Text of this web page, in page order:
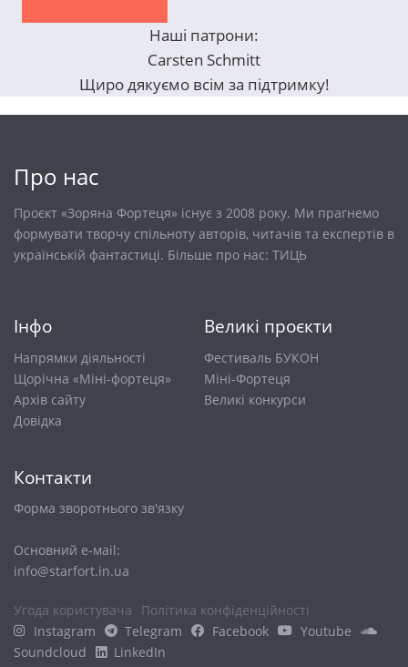
Наші патрони:
Carsten Schmitt
Щиро дякуємо всім за підтримку!
Про нас
Проєкт «Зоряна Фортеця» існує з 2008 року. Ми прагнемо
формувати творчу спільноту авторів, читачів та експертів в
українській фантастиці. Більше про нас: ТИЦЬ
Інфо
Напрямки діяльності
Щорічна «Міні-фортеця»
Архів сайту
Довiдка
Великі проєкти
Фестиваль БУКОН
Міні-Фортеця
Великі конкурси
Контакти
Форма зворотнього зв'язку
Основний е-маіl:
info@starfort.in.ua
Угода користувача
Політика конфіденційності
Instagram
Telegram Facebook
Youtube
Soundcloud
LinkedIn